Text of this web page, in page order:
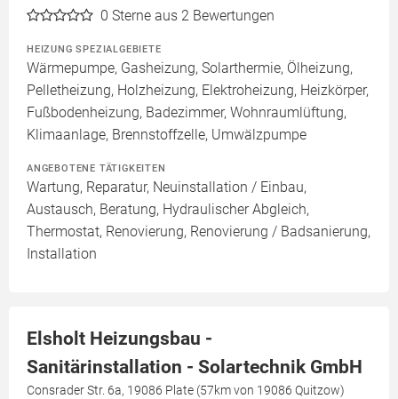
0 Sterne aus 2 Bewertungen
HEIZUNG SPEZIALGEBIETE
Wärmepumpe, Gasheizung, Solarthermie, Ölheizung,
Pelletheizung, Holzheizung, Elektroheizung, Heizkörper,
Fußbodenheizung, Badezimmer, Wohnraumlüftung,
Klimaanlage, Brennstoffzelle, Umwälzpumpe
ANGEBOTENE TÄTIGKEITEN
Wartung, Reparatur, Neuinstallation / Einbau,
Austausch, Beratung, Hydraulischer Abgleich,
Thermostat, Renovierung, Renovierung / Badsanierung,
Installation
Elsholt Heizungsbau -
Sanitärinstallation - Solartechnik GmbH
Consrader Str. 6a, 19086 Plate (57km von 19086 Quitzow)